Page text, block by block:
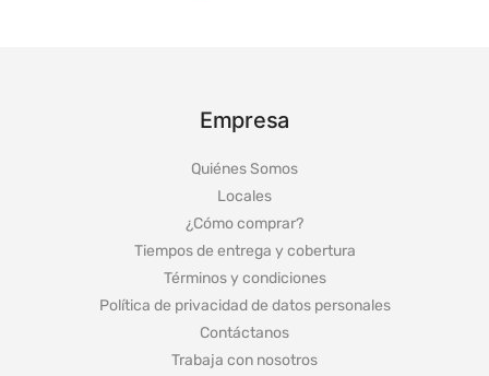
Empresa
Quiénes Somos
Locales
¿Cómo comprar?
Tiempos de entrega y cobertura
Términos y condiciones
Política de privacidad de datos personales
Contáctanos
Trabaja con nosotros